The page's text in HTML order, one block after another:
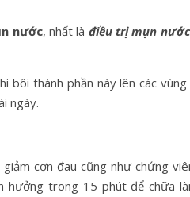
nước, nhất là điều trị mụn
bôi thành phần này lên các vùng
ngày.
cơn đau cũng như chứng
hưởng trong 15 phút để chữa